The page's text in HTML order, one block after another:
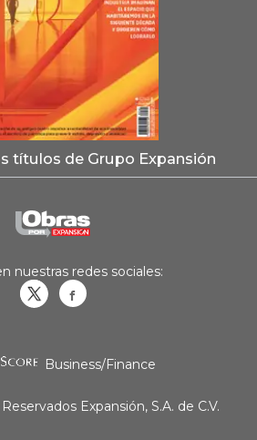
títulos de Grupo Expansión
nuestras redes sociales:
Business/Finance
Expansión, S.A. de C.V.